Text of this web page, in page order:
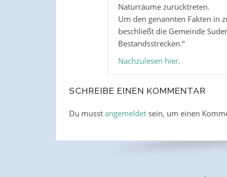
Naturräume zurücktreten.
Um den genannten Fakten in
beschließt die Gemeinde
Bestandsstrecken.“
Nachzulesen hier.
SCHREIBE EINEN KOMMENTAR
Du musst angemeldetsein, um einen